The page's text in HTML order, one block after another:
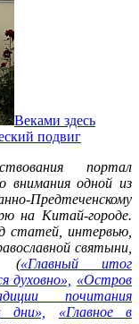
Веками здесь
подвиг
портал
внимания одной из
Предтеченскому
на Китай-городе.
статей, интервью,
святыни,
(«Главный итог
духовно»,
«Остров
почитания
дни»,
«Главное в